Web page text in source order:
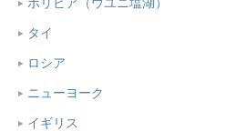
タイ
ロシア
ニューヨーク
イギリス